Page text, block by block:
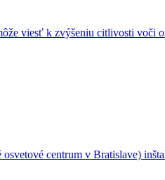
viesť k zvýšeniu citlivosti
centrum v Bratislave)